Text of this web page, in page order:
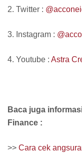
2. Twitter :
3. Instagram :
4. Youtube : Astra
Baca juga
Finance :
>> Cara cek